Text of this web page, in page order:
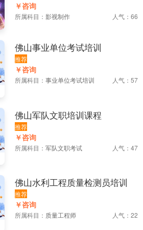
￥咨询
所属科目： 影视制作 人气：66
佛山事业单位考试培训
推荐
￥咨询
所属科目： 事业单位考试培训 人气：57
佛山军队文职培训课程
推荐
￥咨询
所属科目： 军队文职考试 人气：47
佛山水利工程质量检测员培训
推荐
￥咨询
所属科目： 质量工程师 人气：22